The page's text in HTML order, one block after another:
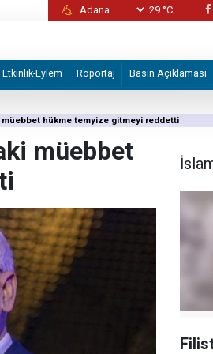
İzmir merkezli suç örgütü operasyonunda
29 °C
Etkinlik-Eylem Röportaj Basın Açıklaması
müebbet hükme temyize gitmeyi reddetti
müebbet